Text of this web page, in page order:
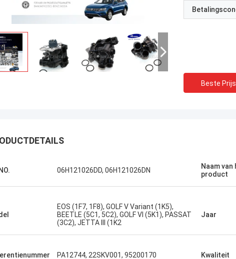
Beste Prijs
06H121026DD, 06H121026DN
Naam van
product
EOS (1F7, 1F8), GOLF V Variant (1K5),
BEETLE (5C1, 5C2), GOLF VI (5K1), PASSAT
(3C2), JETTA III (1K2
Jaar
PA12744, 22SKV001, 95200170 Kwaliteit